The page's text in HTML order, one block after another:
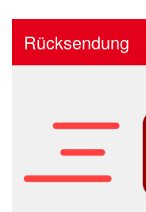
Rücksendung